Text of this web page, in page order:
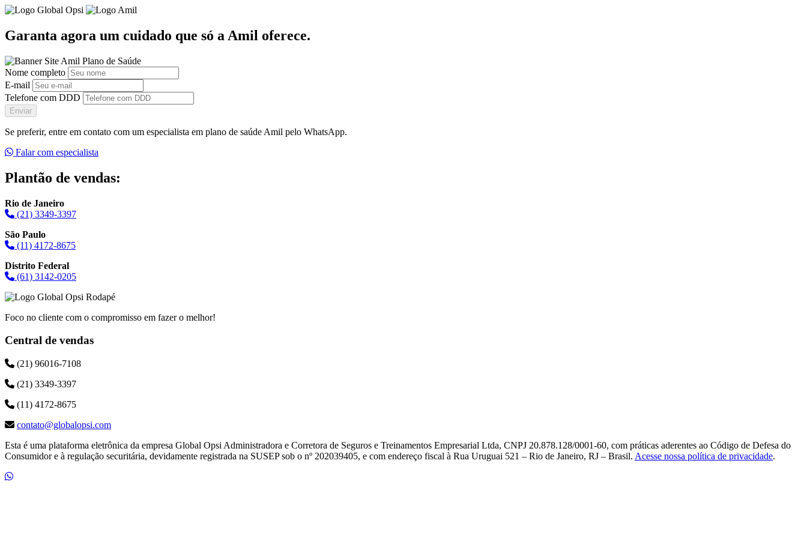
Garanta agora um cuidado que só a Amil oferece.
Nome completo
E-mail
Telefone com DDD
Enviar
Se preferir, entre em contato com um especialista em plano de saúde Amil pelo WhatsApp.
Falar com especialista
Plantão de vendas:
Rio de Janeiro
(21) 3349-3397
São Paulo
(11) 4172-8675
Distrito Federal
(61) 3142-0205
Foco no cliente com o compromisso em fazer o melhor!
Central de vendas
(21) 96016-7108
(21) 3349-3397
(11) 4172-8675
contato@globalopsi.com
Esta é uma plataforma eletrônica da empresa Global Opsi Administradora e Corretora de Seguros e Treinamentos Empresarial Ltda, CNPJ 20.878.128/0001-60, com práticas aderentes ao Código de Defesa do
Consumidor e à regulação securitária, devidamente registrada na SUSEP sob o nº 202039405, e com endereço fiscal à Rua Uruguai 521 – Rio de Janeiro, RJ – Brasil. Acesse nossa política de privacidade.